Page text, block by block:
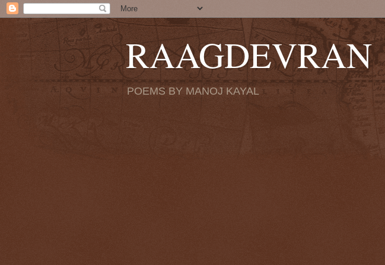
RAAGDEVRAN
POEMS BY MANOJ KAYAL